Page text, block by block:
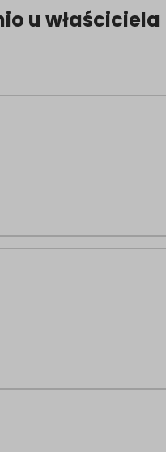
u właściciela